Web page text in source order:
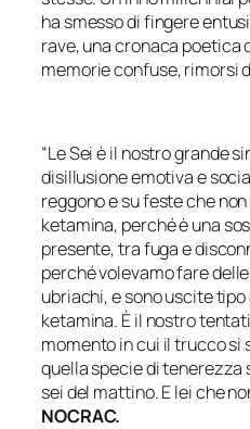
ha smesso di fingere
rave, una cronaca poetica
memorie confuse, rimorsi
“Le Sei è il nostro grande
disillusione emotiva e
reggono e su feste che
ketamina, perché è una
presente, tra fuga e
perché volevamo fare
ubriachi, e sono uscite
ketamina. È il nostro
momento in cui il trucco si
quella specie di tenerezza
sei del mattino. E lei che
NOCRAC.